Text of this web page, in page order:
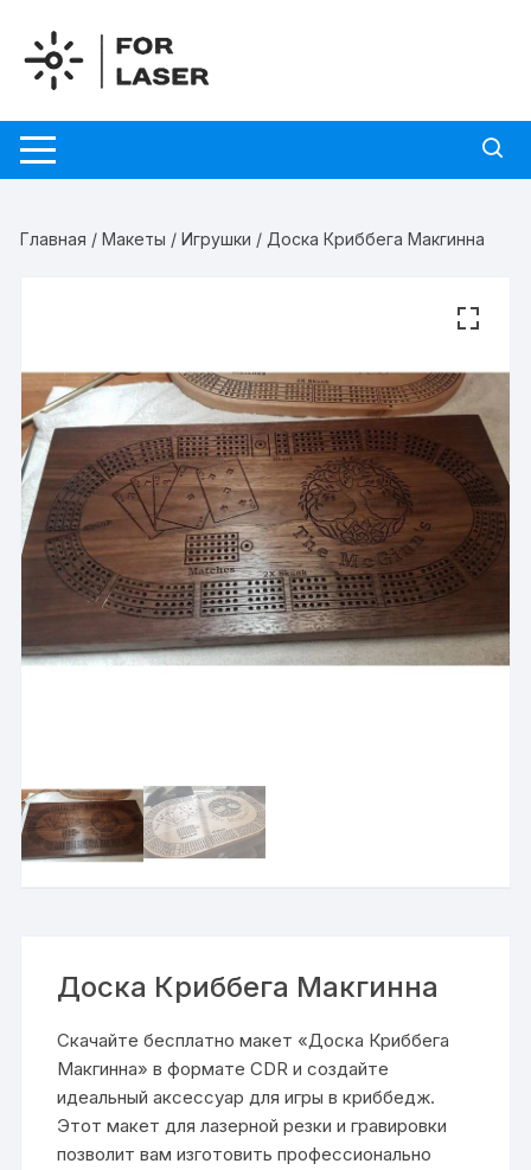
содержимому
Главная /Макеты /Игрушки / Доска Криббега Макгинна
Доска Криббега Макгинна
Скачайте бесплатно макет «Доска Криббега
Макгинна» в формате CDR и создайте
идеальный аксессуар для игры в криббедж.
Этот макет для лазерной резки и гравировки
позволит вам изготовить профессионально